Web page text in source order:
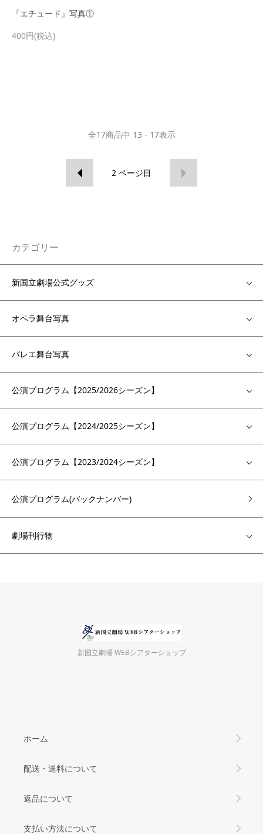
『エチュード』写真①
400円(税込)
全17商品中 13 - 17表示
2 ページ目
カテゴリー
新国立劇場公式グッズ
オペラ舞台写真
バレエ舞台写真
公演プログラム【2025/2026シーズン】
公演プログラム【2024/2025シーズン】
公演プログラム【2023/2024シーズン】
公演プログラム(バックナンバー)
劇場刊行物
新国立劇場 WEBシアターショップ
ホーム
配送・送料について
返品について
支払い方法について